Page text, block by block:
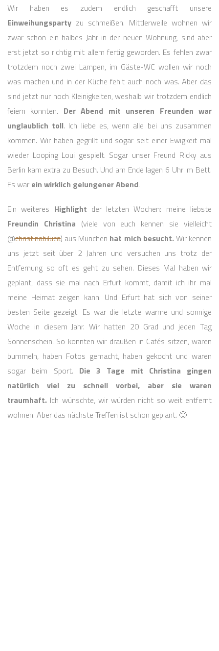
Wir haben es zudem endlich geschafft unsere
Einweihungsparty zu schmeißen. Mittlerweile wohnen wir
zwar schon ein halbes Jahr in der neuen Wohnung, sind aber
erst jetzt so richtig mit allem fertig geworden. Es fehlen zwar
trotzdem noch zwei Lampen, im Gäste-WC wollen wir noch
was machen und in der Küche fehlt auch noch was. Aber das
sind jetzt nur noch Kleinigkeiten, weshalb wir trotzdem endlich
feiern konnten. Der Abend mit unseren Freunden war
unglaublich toll. Ich liebe es, wenn alle bei uns zusammen
kommen. Wir haben gegrillt und sogar seit einer Ewigkeit mal
wieder Looping Loui gespielt. Sogar unser Freund Ricky aus
Berlin kam extra zu Besuch. Und am Ende lagen 6 Uhr im Bett.
Es war ein wirklich gelungener Abend.
Ein weiteres Highlight der letzten Wochen: meine liebste
Freundin Christina (viele von euch kennen sie vielleicht
@christinabiluca) aus München hat mich besucht. Wir kennen
uns jetzt seit über 2 Jahren und versuchen uns trotz der
Entfernung so oft es geht zu sehen. Dieses Mal haben wir
geplant, dass sie mal nach Erfurt kommt, damit ich ihr mal
meine Heimat zeigen kann. Und Erfurt hat sich von seiner
besten Seite gezeigt. Es war die letzte warme und sonnige
Woche in diesem Jahr. Wir hatten 20 Grad und jeden Tag
Sonnenschein. So konnten wir draußen in Cafés sitzen, waren
bummeln, haben Fotos gemacht, haben gekocht und waren
sogar beim Sport. Die 3 Tage mit Christina gingen
natürlich viel zu schnell vorbei, aber sie waren
traumhaft. Ich wünschte, wir würden nicht so weit entfernt
wohnen. Aber das nächste Treffen ist schon geplant. 🙂